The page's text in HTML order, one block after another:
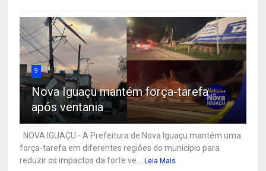
9
Nova Iguaçu mantém força-tarefa
após ventania
NOVA IGUAÇU - A Prefeitura de Nova Iguaçu mantém uma
força-tarefa em diferentes regiões do município para
reduzir os impactos da forte ve...
Leia Mais